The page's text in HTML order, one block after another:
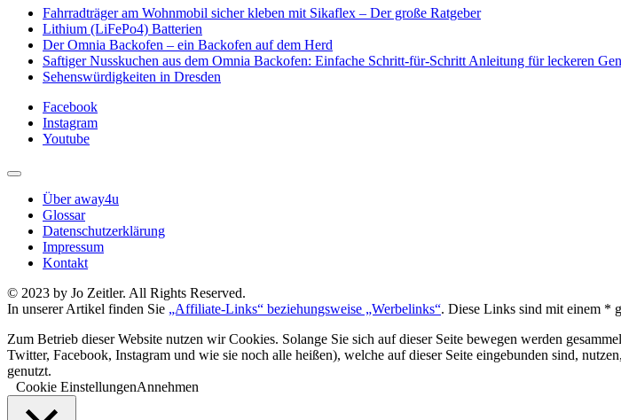
Fahrradträger am Wohnmobil sicher kleben mit Sikaflex – Der große Ratgeber
Lithium (LiFePo4) Batterien
Der Omnia Backofen – ein Backofen auf dem Herd
Saftiger Nusskuchen aus dem Omnia Backofen: Einfache Schritt-für-Schritt Anleitung für leckeren
Sehenswürdigkeiten in Dresden
Facebook
Instagram
Youtube
Über away4u
Glossar
Datenschutzerklärung
Impressum
Kontakt
© 2023 by Jo Zeitler. All Rights Reserved.
In unserer Artikel finden Sie „Affiliate-Links“ beziehungsweise „Werbelinks“. Diese Links sind mit einem *
Zum Betrieb dieser Website nutzen wir Cookies. Solange Sie sich auf dieser Seite bewegen werden
Twitter, Facebook, Instagram und wie sie noch alle heißen), welche auf dieser Seite eingebunden sind,
genutzt.
Cookie EinstellungenAnnehmen